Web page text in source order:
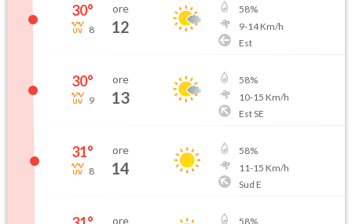
30°
8
ore
12
58%
9-14Km/h
Est
30°
9
ore
13
58%
10-15 Km/h
Est SE
31°
8
ore
14
58%
11-15 Km/h
Sud E
ore 58%